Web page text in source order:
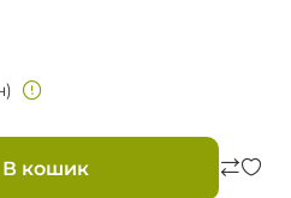
В кошик